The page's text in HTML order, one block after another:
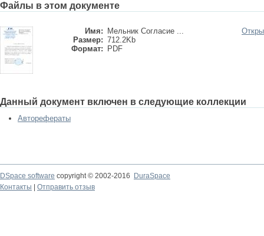
Файлы в этом документе
Имя:
Мельник Согласие ...
Размер: 712.2Kb
Формат:
PDF
Данный документ включен в следующие коллекции
Авторефераты
DSpace software copyright © 2002-2016
DuraSpace
Контакты
Отправить отзыв